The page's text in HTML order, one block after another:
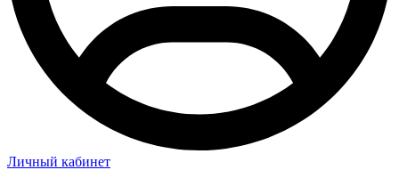
Личный кабинет